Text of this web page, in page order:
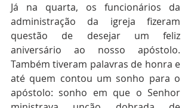
Já na quarta, os funcionários da
administração da igreja fizeram
questão de desejar um feliz
aniversário ao nosso apóstolo.
Também tiveram palavras de honra e
até quem contou um sonho para o
apóstolo: sonho em que o Senhor